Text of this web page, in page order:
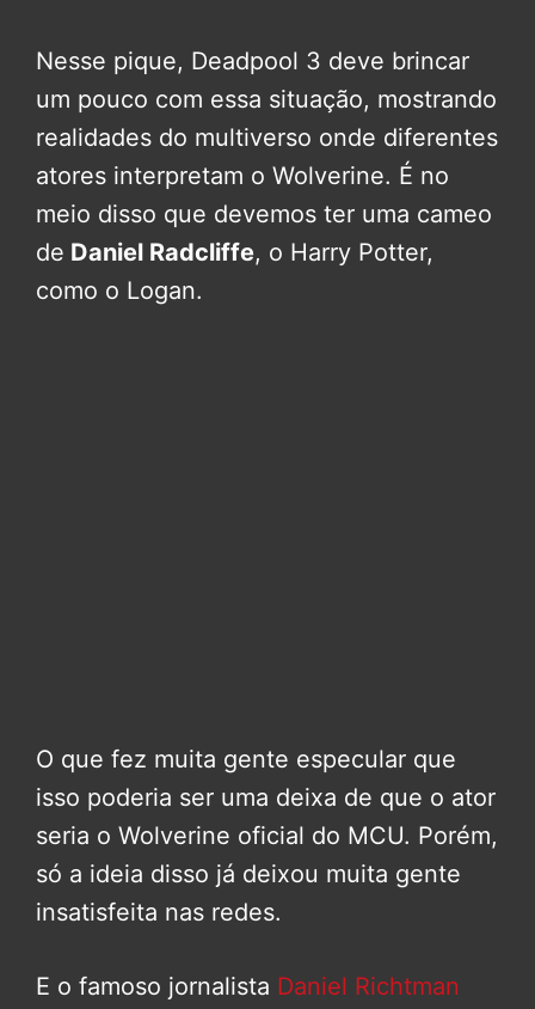
Nesse pique, Deadpool 3 deve brincar
um pouco com essa situação, mostrando
realidades do multiverso onde diferentes
atores interpretam o Wolverine. É no
meio disso que devemos ter uma cameo
de Daniel Radcliffe, o Harry Potter,
como o Logan.
O que fez muita gente especular que
isso poderia ser uma deixa de que o ator
seria o Wolverine oficial do MCU. Porém,
só a ideia disso já deixou muita gente
insatisfeita nas redes.
E o famoso jornalista Daniel Richtman